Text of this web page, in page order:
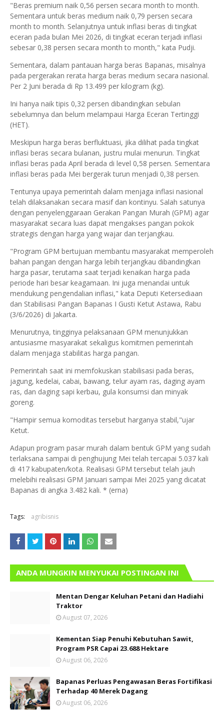
"Beras premium naik 0,56 persen secara month to month.
Sementara untuk beras medium naik 0,79 persen secara
month to month. Selanjutnya untuk inflasi beras di tingkat
eceran pada bulan Mei 2026, di tingkat eceran terjadi inflasi
sebesar 0,38 persen secara month to month," kata Pudji.
Sementara, dalam pantauan harga beras Bapanas, misalnya
pada pergerakan rerata harga beras medium secara nasional.
Per 2 Juni berada di Rp 13.499 per kilogram (kg).
Ini hanya naik tipis 0,32 persen dibandingkan sebulan
sebelumnya dan belum melampaui Harga Eceran Tertinggi
(HET).
Meskipun harga beras berfluktuasi, jika dilihat pada tingkat
inflasi beras secara bulanan, justru mulai menurun. Tingkat
inflasi beras pada April berada di level 0,58 persen. Sementara
inflasi beras pada Mei bergerak turun menjadi 0,38 persen.
Tentunya upaya pemerintah dalam menjaga inflasi nasional
telah dilaksanakan secara masif dan kontinyu. Salah satunya
dengan penyelenggaraan Gerakan Pangan Murah (GPM) agar
masyarakat secara luas dapat mengakses pangan pokok
strategis dengan harga yang wajar dan terjangkau.
"Program GPM bertujuan membantu masyarakat memperoleh
bahan pangan dengan harga lebih terjangkau dibandingkan
harga pasar, terutama saat terjadi kenaikan harga pada
periode hari besar keagamaan. Ini juga menandai untuk
mendukung pengendalian inflasi," kata Deputi Ketersediaan
dan Stabilisasi Pangan Bapanas I Gusti Ketut Astawa, Rabu
(3/6/2026) di Jakarta.
Menurutnya, tingginya pelaksanaan GPM menunjukkan
antusiasme masyarakat sekaligus komitmen pemerintah
dalam menjaga stabilitas harga pangan.
Pemerintah saat ini memfokuskan stabilisasi pada beras,
jagung, kedelai, cabai, bawang, telur ayam ras, daging ayam
ras, dan daging sapi kerbau, gula konsumsi dan minyak
goreng.
"Hampir semua komoditas tersebut harganya stabil,"ujar
Ketut.
Adapun program pasar murah dalam bentuk GPM yang sudah
terlaksana sampai di penghujung Mei telah tercapai 5.037 kali
di 417 kabupaten/kota. Realisasi GPM tersebut telah jauh
melebihi realisasi GPM Januari sampai Mei 2025 yang dicatat
Bapanas di angka 3.482 kali. * (erna)
Tags: agribisnis
ANDA MUNGKIN MENYUKAI POSTINGAN INI
Mentan Dengar Keluhan Petani dan Hadiahi
Traktor
August 07, 2026
Kementan Siap Penuhi Kebutuhan Sawit,
Program PSR Capai 23.688 Hektare
August 06, 2026
Bapanas Perluas Pengawasan Beras Fortifikasi
Terhadap 40 Merek Dagang
August 06, 2026